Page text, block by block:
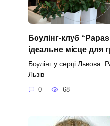
Боулінг-клуб
ідеальне місце для
Боулінг у серці Львова:
Львів
0 68